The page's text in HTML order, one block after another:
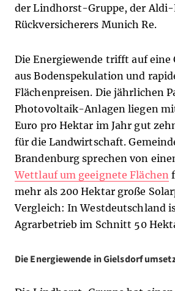
der Lindhorst-Gruppe, der Aldi-
Rückversicherers Munich Re.
Die Energiewende trifft auf eine
aus Bodenspekulation und
Flächenpreisen. Die jährlichen
Photovoltaik-Anlagen liegen
Euro pro Hektar im Jahr gut
für die Landwirtschaft.
Brandenburg sprechen von
Wettlauf um geeignete Flächen
mehr als 200 Hektar große
Vergleich: In Westdeutschland
Agrarbetrieb im Schnitt 50
Die Energiewende in Gielsdorf